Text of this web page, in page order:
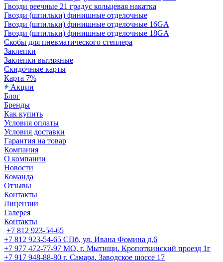
Гвозди реечные 21 градус кольцевая накатка
Гвозди (шпильки) финишные отделочные
Гвозди (шпильки) финишные отделочные 16GA
Гвозди (шпильки) финишные отделочные 18GA
Скобы для пневматического степлера
Заклепки
Заклепки вытяжные
Скидочные карты
Карта 7%
Акции
Блог
Бренды
Как купить
Условия оплаты
Условия доставки
Гарантия на товар
Компания
О компании
Новости
Команда
Отзывы
Контакты
Лицензии
Галерея
Контакты
+7 812 923-54-65
+7 812 923-54-65 СПб, ул. Ивана Фомина д.6
+7 977 472-77-97 МО, г. Мытищи. Кропоткинский проезд 1г
+7 917 948-88-80 г. Самара. Заводское шоссе 17